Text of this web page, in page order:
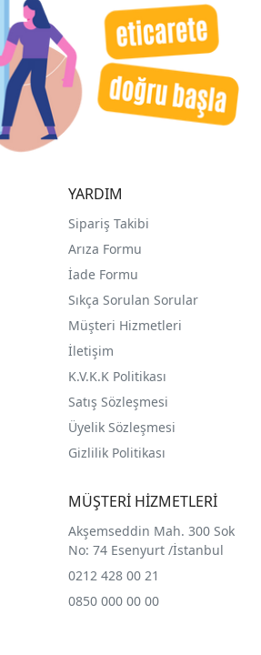
YARDIM
Sipariş Takibi
Arıza Formu
İade Formu
Sıkça Sorulan Sorular
Müşteri Hizmetleri
İletişim
K.V.K.K Politikası
Satış Sözleşmesi
Üyelik Sözleşmesi
Gizlilik Politikası
MÜŞTERİ HİZMETLERİ
Akşemseddin Mah. 300 Sok
No: 74 Esenyurt /İstanbul
0212 428 00 21
0850 000 00 00